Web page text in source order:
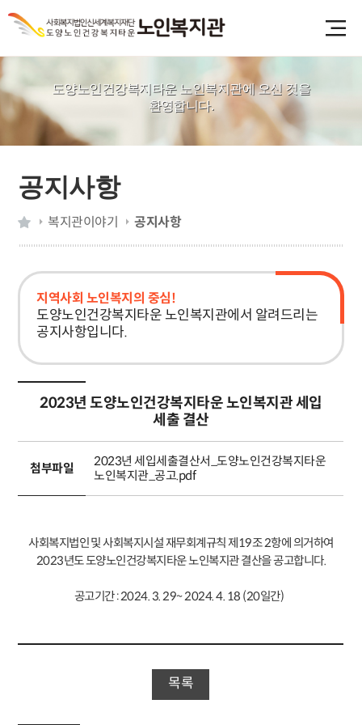
도양노인건강복지타운 노인복지관에 오신 것을
환영합니다.
공지사항
복지관이야기 공지사항
지역사회 노인복지의 중심!
도양노인건강복지타운 노인복지관에서 알려드리는
공지사항입니다.
2023년 도양노인건강복지타운 노인복지관 세입
세출 결산
첨부파일
2023년 세입세출결산서_도양노인건강복지타운
노인복지관_공고.pdf
사회복지법인 및 사회복지시설 재무회계규칙 제19조 2항에 의거하여
2023년도 도양노인건강복지타운 노인복지관 결산을 공고합니다.
공고기간 : 2024. 3. 29~ 2024. 4. 18 (20일간)
목록